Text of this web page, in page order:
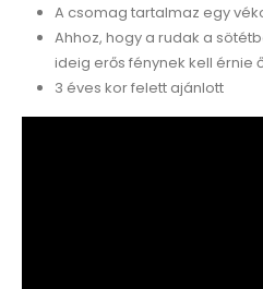
A csomag tartalmaz egy
Ahhoz, hogy a rudak a
ideig erős fénynek kell érnie
3 éves kor felett ajánlott